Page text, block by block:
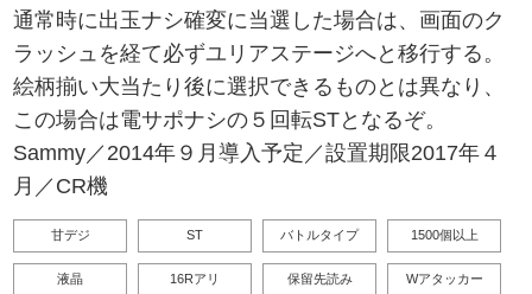
通常時に出玉ナシ確変に当選した場合は、画面のク
ラッシュを経て必ずユリアステージへと移行する。
絵柄揃い大当たり後に選択できるものとは異なり、
この場合は電サポナシの５回転STとなるぞ。
Sammy／2014年９月導入予定／設置期限2017年４
月／CR機
甘デジ ST バトルタイプ 1500個以上
液晶 16Rアリ 保留先読み Wアタッカー